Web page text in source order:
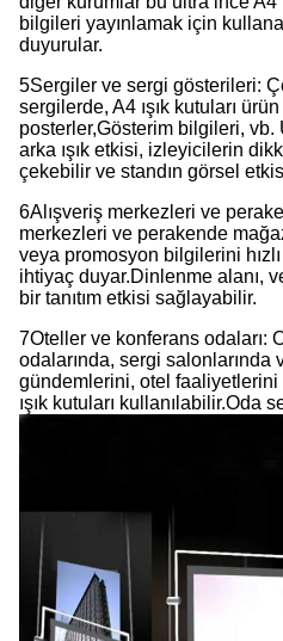
bilgileri yayınlamak için
duyurular.
5Sergiler ve sergi gösterileri:
sergilerde, A4 ışık kutuları ürün
posterler,Gösterim bilgileri, vb.
arka ışık etkisi, izleyicilerin
çekebilir ve standın görsel
6Alışveriş merkezleri ve
merkezleri ve perakende
veya promosyon bilgilerini
ihtiyaç duyar.Dinlenme alanı,
bir tanıtım etkisi sağlayabilir.
7Oteller ve konferans odaları:
odalarında, sergi salonlarında
gündemlerini, otel
ışık kutuları kullanılabilir.Oda